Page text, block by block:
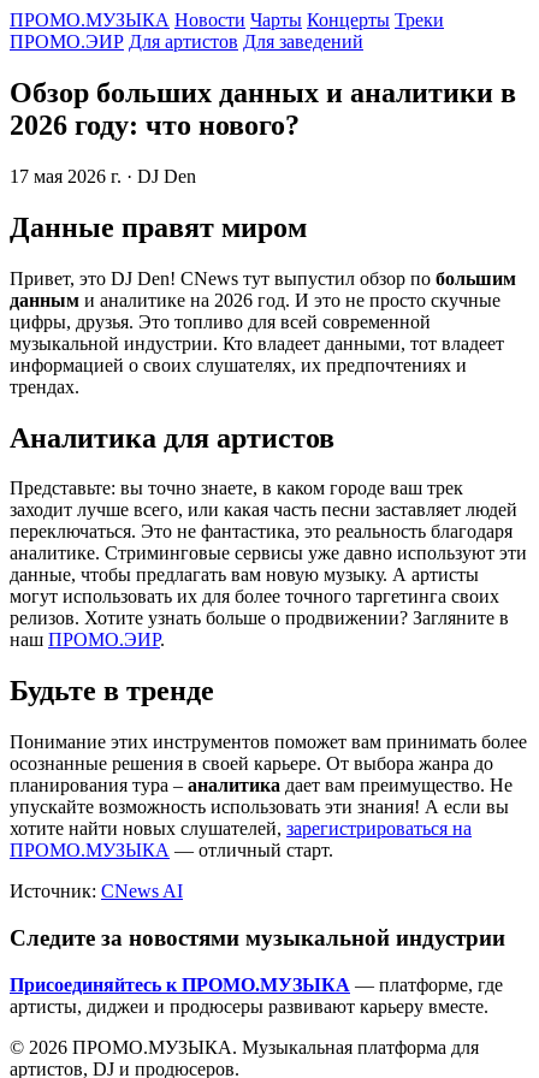
ПРОМО.МУЗЫКА Новости Чарты Концерты Треки
ПРОМО.ЭИР Для артистов Для заведений
Обзор больших данных и аналитики в
2026 году: что нового?
17 мая 2026 г. · DJ Den
Данные правят миром
Привет, это DJ Den! CNews тут выпустил обзор по большим
данным и аналитике на 2026 год. И это не просто скучные
цифры, друзья. Это топливо для всей современной
музыкальной индустрии. Кто владеет данными, тот владеет
информацией о своих слушателях, их предпочтениях и
трендах.
Аналитика для артистов
Представьте: вы точно знаете, в каком городе ваш трек
заходит лучше всего, или какая часть песни заставляет людей
переключаться. Это не фантастика, это реальность благодаря
аналитике. Стриминговые сервисы уже давно используют эти
данные, чтобы предлагать вам новую музыку. А артисты
могут использовать их для более точного таргетинга своих
релизов. Хотите узнать больше о продвижении? Загляните в
наш ПРОМО.ЭИР.
Будьте в тренде
Понимание этих инструментов поможет вам принимать более
осознанные решения в своей карьере. От выбора жанра до
планирования тура – аналитика дает вам преимущество. Не
упускайте возможность использовать эти знания! А если вы
хотите найти новых слушателей, зарегистрироваться на
ПРОМО.МУЗЫКА — отличный старт.
Источник: CNews AI
Следите за новостями музыкальной индустрии
Присоединяйтесь к ПРОМО.МУЗЫКА — платформе, где
артисты, диджеи и продюсеры развивают карьеру вместе.
© 2026 ПРОМО.МУЗЫКА. Музыкальная платформа для
артистов, DJ и продюсеров.